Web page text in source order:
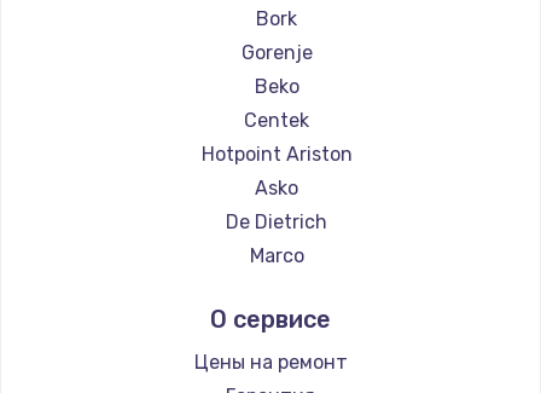
Ремонт кофемашин Ariston
Ремонт кофемашин Grundig
Ремонт кофемашин ROCKET MOZZAFIATO
Ремонт кофемашин Vivitek
Ремонт кофемашин Thomson
Ремонт кофемашин Hisense
Ремонт кофемашин DELTA
Ремонт кофемашин Tefal
Ремонт кофемашин RED solution
Ремонт кофемашин Bravilor Bonamat
Ремонт кофемашин Vard
Bork
Gorenje
Beko
Centek
Hotpoint Ariston
Asko
De Dietrich
Marco
Jura
Olympia
О сервисе
Цены на ремонт